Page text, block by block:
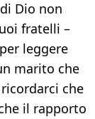
Dio non
fratelli –
leggere
marito che
che
il rapporto